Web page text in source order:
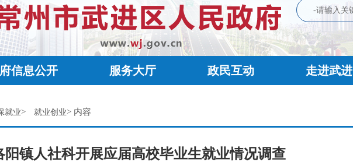
信息公开 服务大厅 政民互动 走进武进
就业> 就业创业> 内容
阳镇人社科开展应届高校毕业生就业情况调查